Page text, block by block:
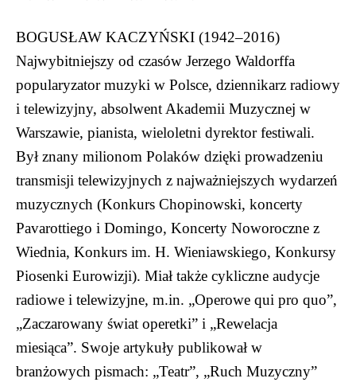
BOGUSŁAW KACZYŃSKI (1942–2016)
Najwybitniejszy od czasów Jerzego Waldorffa
popularyzator muzyki w Polsce, dziennikarz radiowy
i telewizyjny, absolwent Akademii Muzycznej w
Warszawie, pianista, wieloletni dyrektor festiwali.
Był znany milionom Polaków dzięki prowadzeniu
transmisji telewizyjnych z najważniejszych wydarzeń
muzycznych (Konkurs Chopinowski, koncerty
Pavarottiego i Domingo, Koncerty Noworoczne z
Wiednia, Konkurs im. H. Wieniawskiego, Konkursy
Piosenki Eurowizji). Miał także cykliczne audycje
radiowe i telewizyjne, m.in. „Operowe qui pro quo”,
„Zaczarowany świat operetki” i „Rewelacja
miesiąca”. Swoje artykuły publikował w
branżowych pismach: „Teatr”, „Ruch Muzyczny”